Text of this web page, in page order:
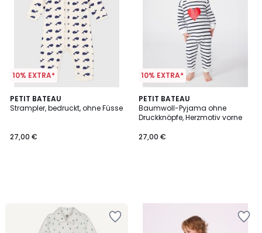
10% EXTRA*
PETIT BATEAU
Strampler, bedruckt, ohne Füsse
27,00 €
10% EXTRA*
PETIT BATEAU
Baumwoll-Pyjama ohne
Druckknöpfe, Herzmotiv vorne
27,00 €